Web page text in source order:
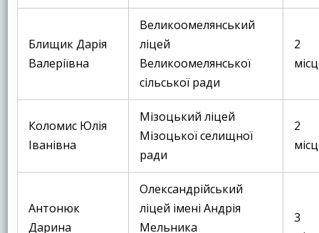
Блищик Дарія
Валеріївна
Великоомелянський
ліцей
Великоомелянської
сільської ради
2
Коломис Юлія
Іванівна
Мізоцький ліцей
Мізоцької селищної
ради
2
Антонюк
Дарина
Олександрійський
ліцей імені Андрія
Мельника
3